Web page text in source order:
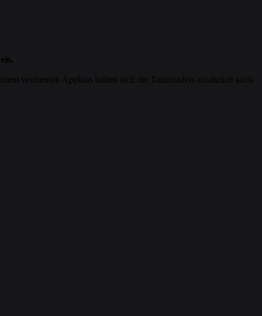
verdienten Applaus holten sich die Tanzmädels zusätzlich auch